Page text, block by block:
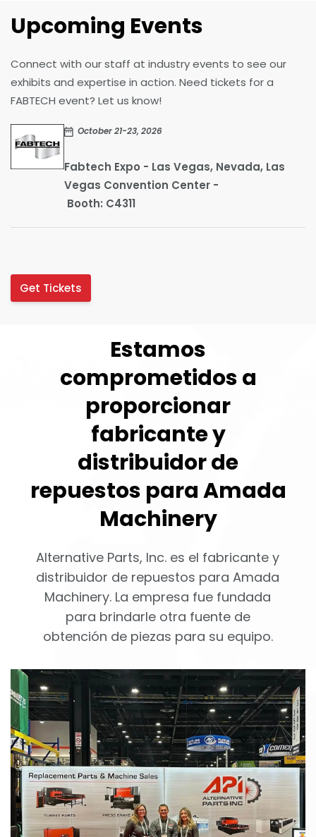
Upcoming Events
Connect with our staff at industry events to see our
exhibits and expertise in action. Need tickets for a
FABTECH event? Let us know!
October 21-23, 2026
Fabtech Expo - Las Vegas, Nevada, Las
Vegas Convention Center -
Booth: C4311
Get Tickets
Estamos
comprometidos a
proporcionar
fabricante y
distribuidor de
repuestos para Amada
Machinery
Alternative Parts, Inc. es el fabricante y
distribuidor de repuestos para Amada
Machinery. La empresa fue fundada
para brindarle otra fuente de
obtención de piezas para su equipo.